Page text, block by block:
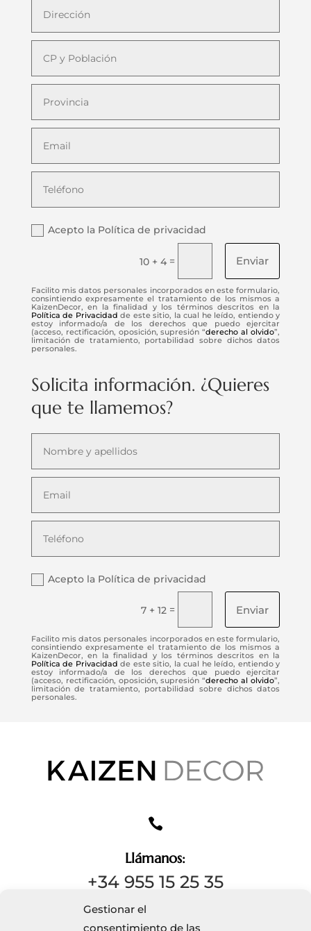
Gestionar el
consentimiento de las
Acepto la Política de privacidad
10 + 4 = Enviar
Facilito mis datos personales incorporados en este formulario,
consintiendo expresamente el tratamiento de los mismos a
KaizenDecor, en la finalidad y los términos descritos en la
Política de Privacidad de este sitio, la cual he leído, entiendo y
estoy informado/a de los derechos que puedo ejercitar
(acceso, rectificación, oposición, supresión “derecho al olvido”,
limitación de tratamiento, portabilidad sobre dichos datos
personales.
Solicita información. ¿Quieres
que te llamemos?
Acepto la Política de privacidad
7 + 12 = Enviar
Facilito mis datos personales incorporados en este formulario,
consintiendo expresamente el tratamiento de los mismos a
KaizenDecor, en la finalidad y los términos descritos en la
Política de Privacidad de este sitio, la cual he leído, entiendo y
estoy informado/a de los derechos que puedo ejercitar
(acceso, rectificación, oposición, supresión “derecho al olvido”,
limitación de tratamiento, portabilidad sobre dichos datos
personales.

Llámanos:
+34 955 15 25 35